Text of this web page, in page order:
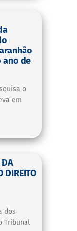
ano de
o
em
DA
DIREITO
dos
Tribunal